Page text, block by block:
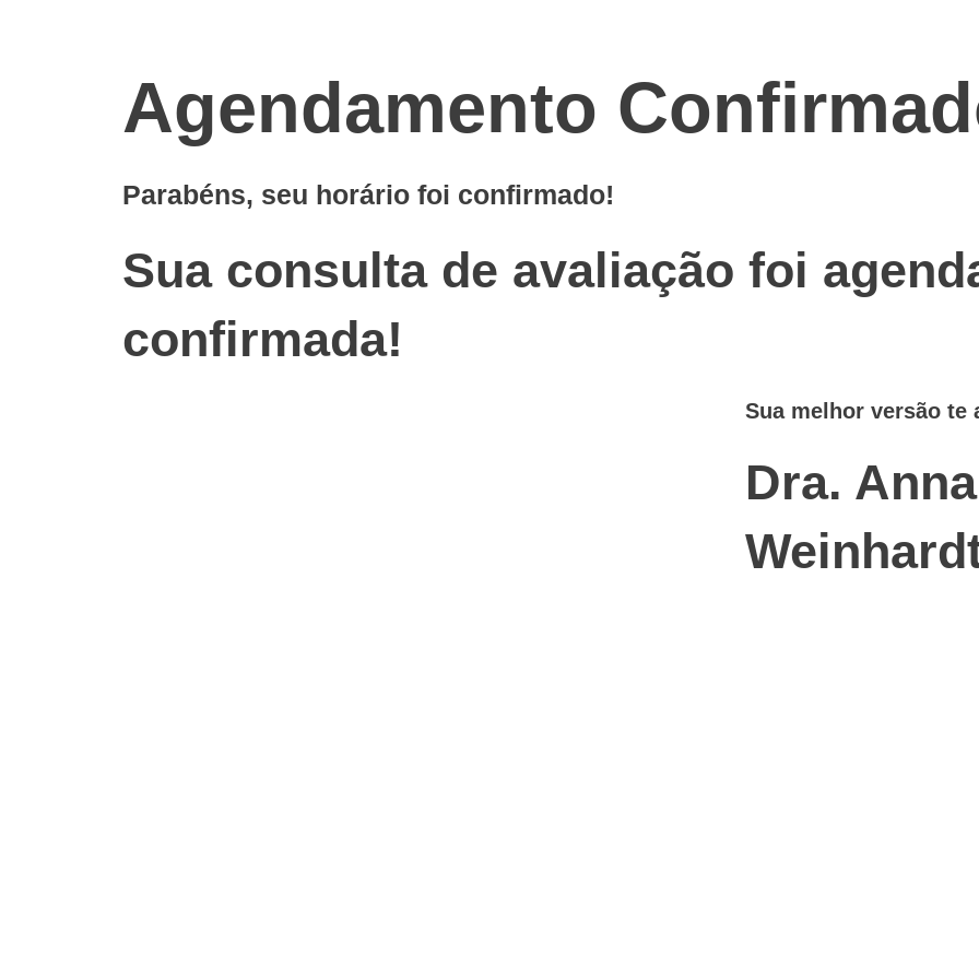
Agendamento
Parabéns, seu horário foi confirmado!
Sua consulta de avaliação foi
confirmada!
Sua melhor versão te
Dra.